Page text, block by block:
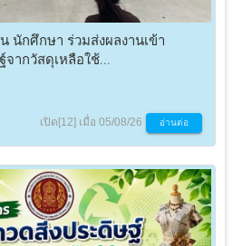
นักศึกษา ร่วมส่งผลงานเข้า
ากวัสดุเหลือใช้...
เปิด[12] เมื่อ 05/08/26 อ่านต่อ